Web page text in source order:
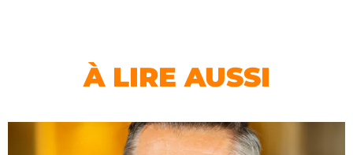
À LIRE AUSSI